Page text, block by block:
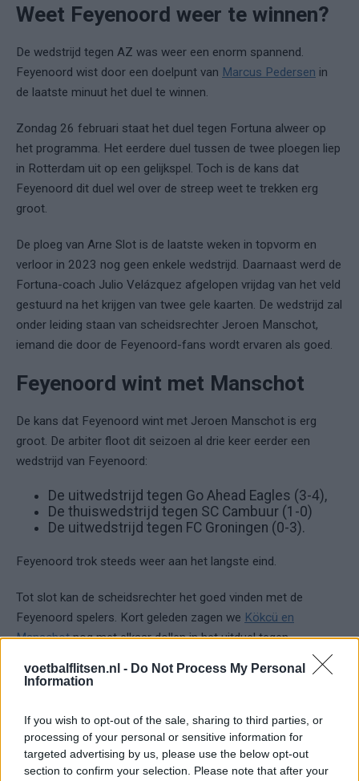
voetbalflitsen.nl - Do Not Process My Personal
Information
If you wish to opt-out of the sale, sharing to third parties, or
processing of your personal or sensitive information for
targeted advertising by us, please use the below opt-out
section to confirm your selection. Please note that after your
Weet Feyenoord weer te winnen?
De wedstrijd tegen AZ was weer een enorm spannend.
Feyenoord wist door een doelpunt van Marcus Pedersen in
de laatste minuut het duel te winnen.
Zondag 26 februari staat het duel tegen Fortuna alweer op
het programma. Het eerdere duel tussen de twee ploegen liep
in Rotterdam uit op een gelijkspel. Toch is de kans dat
Feyenoord dit duel wel over de streep weet te trekken erg
groot.
De ploeg van Arne Slot is de laatste weken in topvorm en
verloor in 2023 nog geen enkele wedstrijd. Daarnaast werd de
Fortuna-coach Julio Velázquez afgelopen vrijdag van het veld
gestuurd na het krijgen van twee gele kaarten. De wedstrijd zal
onder leiding staan van scheidsrechter Jeroen Manschot,
iemand die door de Feyenoord-fans wordt ervaren als goed.
Feyenoord wint met Manschot
De kans dat Feyenoord wint met Jeroen Manschot is erg
groot. De arbiter floot dit seizoen al drie keer eerder een
wedstrijd van Feyenoord:
De uitwedstrijd tegen Go Ahead Eagles (3-4),
De thuiswedstrijd tegen SC Cambuur (1-0)
De uitwedstrijd tegen FC Groningen (0-3).
Feyenoord trok steeds weer aan het langste eind.
Tot slot kan de scheidsrechter het goed vinden met de
Feyenoord spelers. Kort geleden zagen we Kökcü en
Manschotnog met elkaar dollen in het uitduel tegen
terugkeer Trauner?
Feyenoord